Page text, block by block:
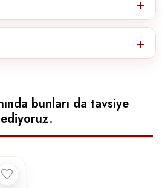
bunları da tavsiye
ediyoruz.